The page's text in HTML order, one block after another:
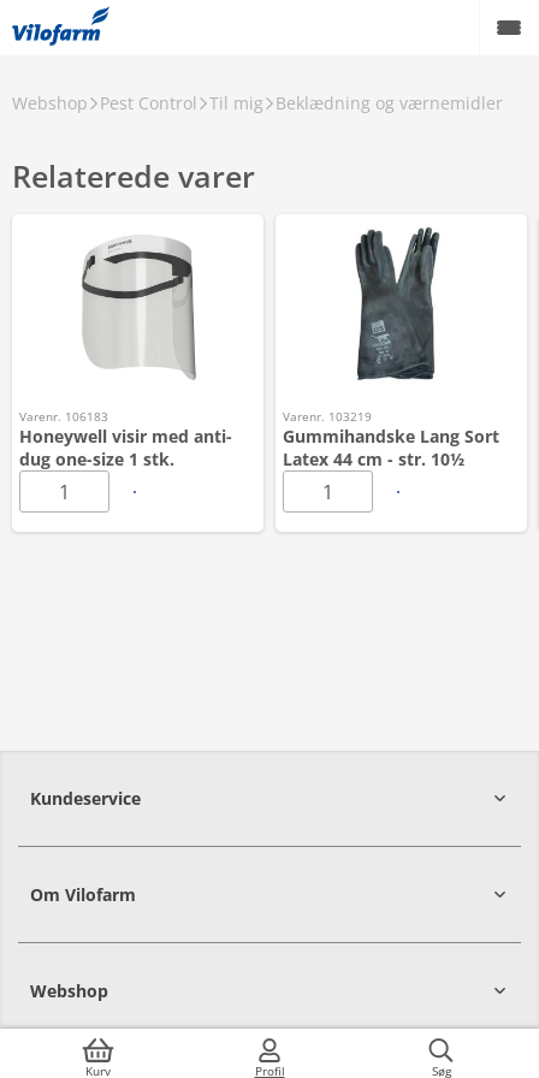
Kurv Profil Søg
Webshop Pest Control Til mig Beklædning og værnemidler
Relaterede varer
Varenr. 106183
Honeywell visir med anti-
dug one-size 1 stk.
Varenr. 103219
Gummihandske Lang Sort
Latex 44 cm - str. 10½
Kundeservice
Om Vilofarm
Webshop